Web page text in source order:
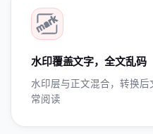
水印覆盖文字，全文乱码
水印层与正文混合，转换
常阅读